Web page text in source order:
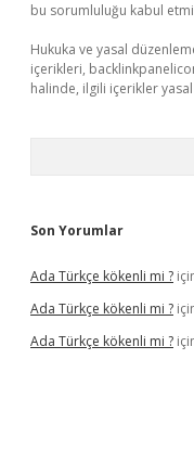
bu sorumluluğu kabul
Hukuka ve yasal
içerikleri,
halinde, ilgili içerikler
Son Yorumlar
Ada Türkçe kökenli mi ?
Ada Türkçe kökenli mi ?
Ada Türkçe kökenli mi ?